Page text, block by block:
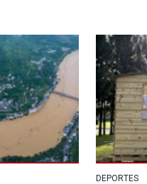
DEPORTES